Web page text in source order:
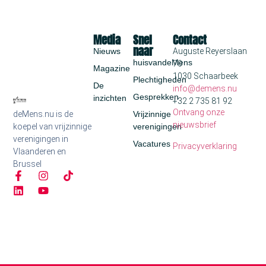
deMens.nu is de
koepel van vrijzinnige
verenigingen in
Vlaanderen en
Brussel
Snel
naar
huisvandeMens
Plechtigheden
Gesprekken
Vrijzinnige
verenigingen
Vacatures
Media
Nieuws
Magazine
De
inzichten
Contact
Auguste Reyerslaan
70
1030 Schaarbeek
info@demens.nu
+32 2 735 81 92
Ontvang onze
nieuwsbrief
Privacyverklaring